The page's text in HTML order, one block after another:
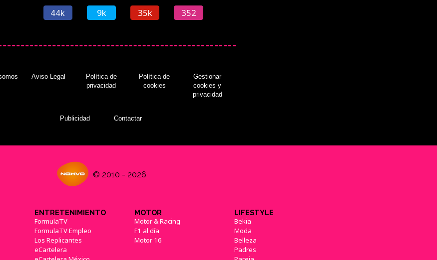
44k 9k 35k 352
Aviso Legal
Política de
privacidad
Política de
cookies
Gestionar
cookies y
privacidad
Publicidad Contactar
© 2010 - 2026
ENTRETENIMIENTO
FormulaTV
FormulaTV Empleo
Los Replicantes
eCartelera
MOTOR
Motor & Racing
F1 al día
Motor 16
LIFESTYLE
Bekia
Moda
Belleza
Padres